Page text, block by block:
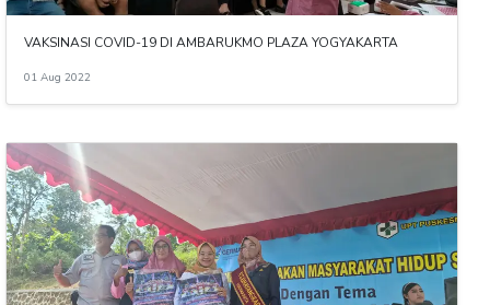
VAKSINASI COVID-19 DI AMBARUKMO PLAZA YOGYAKARTA
01 Aug 2022